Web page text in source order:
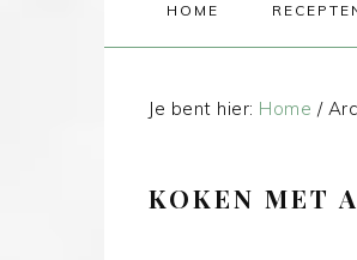
HOME
Je bent hier: Home /
KOKEN MET